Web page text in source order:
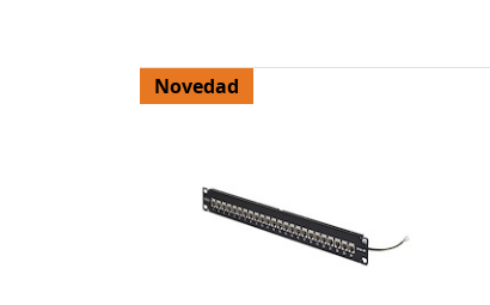
Novedad